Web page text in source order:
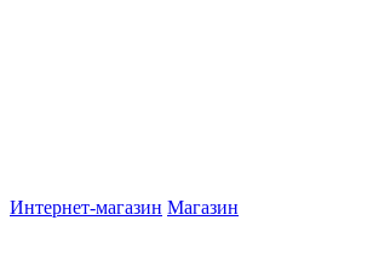
Интернет-магазин Магазин